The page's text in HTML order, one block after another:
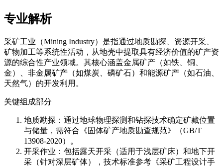
专业解析
采矿工业（Mining Industry）是指通过地质勘探、资源开采、
矿物加工等系统性活动，从地壳中提取具有经济价值的矿产资
源的综合性产业领域。其核心涵盖金属矿产（如铁、铜、
金）、非金属矿产（如煤炭、磷矿石）和能源矿产（如石油、
天然气）的开发利用。
关键组成部分
地质勘探：通过地球物理探测和钻探技术确定矿藏位置
与储量，需符合《固体矿产地质勘查规范》（GB/T
13908-2020）。
开采作业：包括露天开采（适用于浅层矿床）和地下开
采（针对深层矿体），技术标准参考《采矿工程设计手